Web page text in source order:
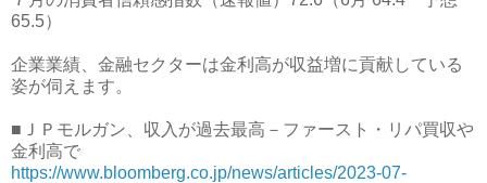
65.5）
企業業績、金融セクターは金利高が収益増に貢献している
姿が伺えます。
■ＪＰモルガン、収入が過去最高－ファースト・リパ買収や
金利高で
https://www.bloomberg.co.jp/news/articles/2023-07-